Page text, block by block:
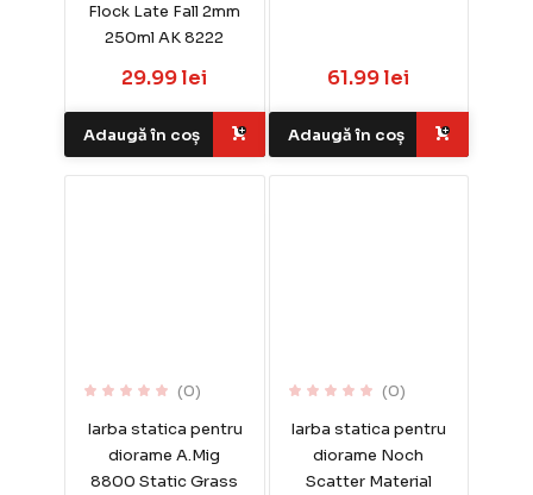
Flock Late Fall 2mm
250ml AK 8222
29.99 lei
Adaugă în coș
61.99 lei
Adaugă în coș
(0)
Iarba statica pentru
diorame A.Mig
8800 Static Grass
(0)
Iarba statica pentru
diorame Noch
Scatter Material